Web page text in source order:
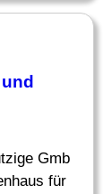
und
Gmb
für